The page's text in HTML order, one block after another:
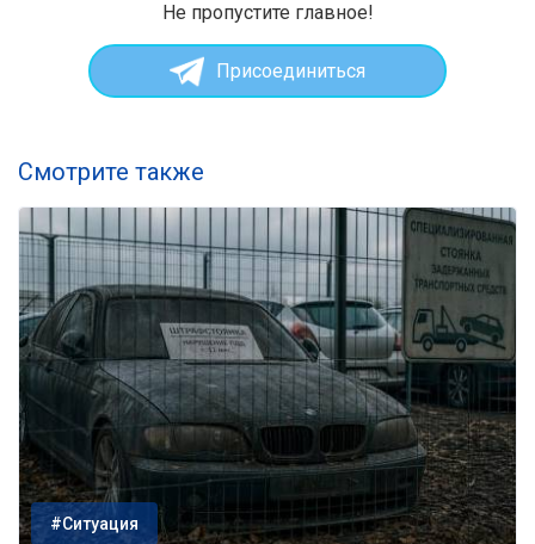
Не пропустите главное!
Присоединиться
Смотрите также
#Ситуация